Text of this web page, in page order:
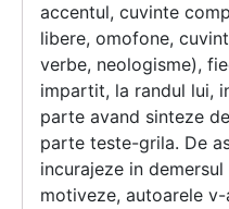
accentul, cuvinte
libere, omofone,
verbe, neologisme),
impartit, la randul lui,
parte avand sinteze
parte teste-grila. De
incurajeze in
motiveze, autoarele